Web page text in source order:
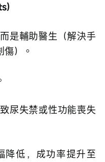
是輔助醫生（解決手
）。
尿失禁或性功能喪失
降低，成功率提升至